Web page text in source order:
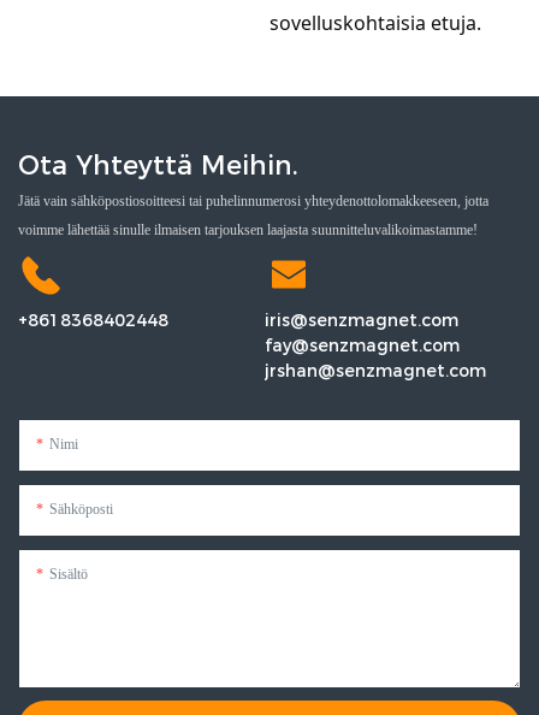
sovelluskohtaisia ​​etuja.
Ota Yhteyttä Meihin.
Jätä vain sähköpostiosoitteesi tai puhelinnumerosi yhteydenottolomakkeeseen, jotta
voimme lähettää sinulle ilmaisen tarjouksen laajasta suunnitteluvalikoimastamme!
+8618368402448
iris@senzmagnet.com
fay@senzmagnet.com
jrshan@senzmagnet.com
Nimi
Sähköposti
Sisältö